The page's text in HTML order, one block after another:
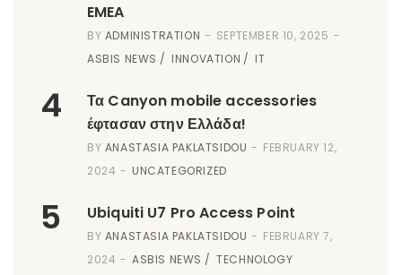
EMEA
BY ADMINISTRATION
SEPTEMBER 10, 2025
ASBIS NEWS
INNOVATION IT
4
Τα Canyon mobile accessories
έφτασαν στην Ελλάδα!
BY ANASTASIA PAKLATSIDOU
FEBRUARY 12,
2024
UNCATEGORIZED
5 Ubiquiti U7 Pro Access Point
BY ANASTASIA PAKLATSIDOU
FEBRUARY 7,
2024
ASBIS NEWS TECHNOLOGY